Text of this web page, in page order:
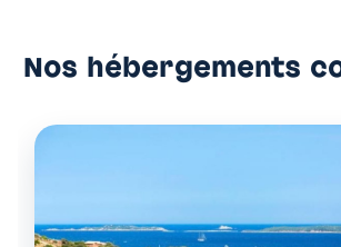
Nos hébergements